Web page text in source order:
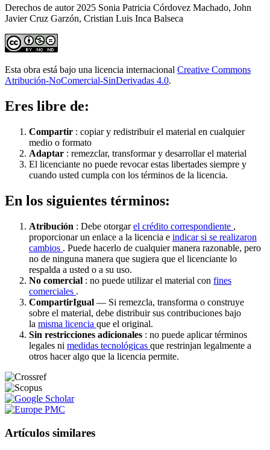
Derechos de autor 2025 Sonia Patricia Córdovez Machado, John
Javier Cruz Garzón, Cristian Luis Inca Balseca
Esta obra está bajo una licencia internacional Creative Commons
Atribución-NoComercial-SinDerivadas 4.0.
Eres libre de:
Compartir : copiar y redistribuir el material en cualquier
medio o formato
Adaptar : remezclar, transformar y desarrollar el material
El licenciante no puede revocar estas libertades siempre y
cuando usted cumpla con los términos de la licencia.
En los siguientes términos:
Atribución : Debe otorgarel crédito correspondiente ,
proporcionar un enlace a la licencia e indicar si se realizaron
cambios . Puede hacerlo de cualquier manera razonable, pero
no de ninguna manera que sugiera que el licenciante lo
respalda a usted o a su uso.
No comercial : no puede utilizar el material con fines
comerciales .
CompartirIgual — Si remezcla, transforma o construye
sobre el material, debe distribuir sus contribuciones bajo
la misma licencia que el original.
Sin restricciones adicionales : no puede aplicar términos
legales ni medidas tecnológicas que restrinjan legalmente a
otros hacer algo que la licencia permite.
Artículos similares